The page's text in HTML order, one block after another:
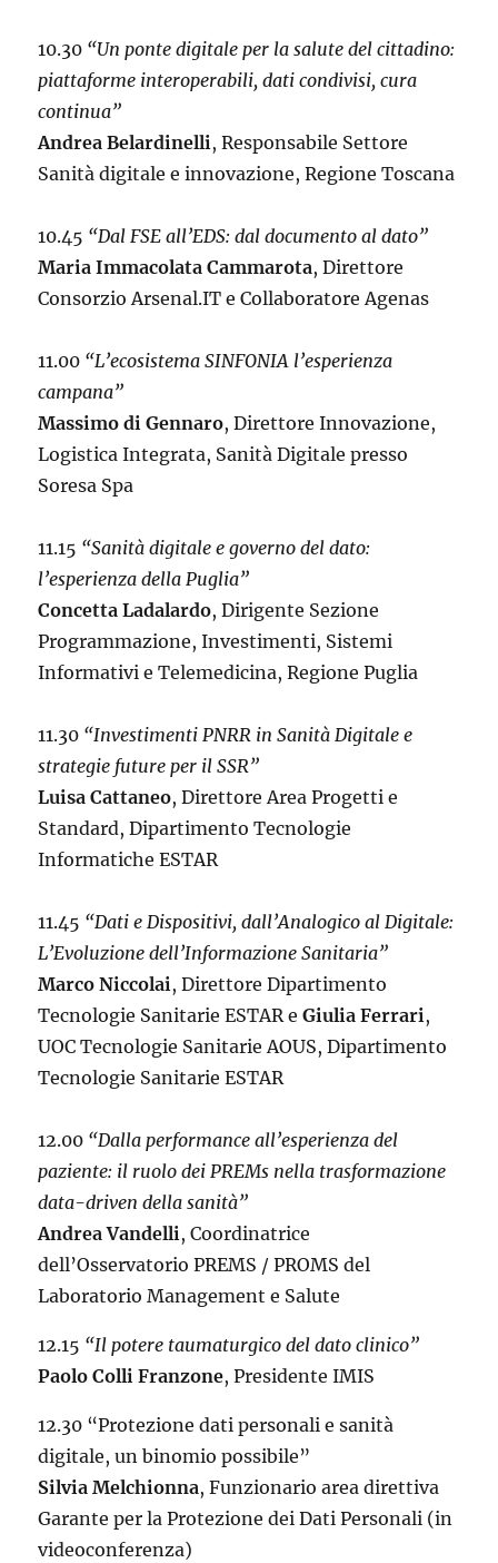
10.30 “Un ponte digitale per la salute del cittadino:
piattaforme interoperabili, dati condivisi, cura
continua”
Andrea Belardinelli, Responsabile Settore
Sanità digitale e innovazione, Regione Toscana
10.45 “Dal FSE all’EDS: dal documento al dato”
Maria Immacolata Cammarota, Direttore
Consorzio Arsenal.IT e Collaboratore Agenas
11.00 “L’ecosistema SINFONIA l’esperienza
campana”
Massimo di Gennaro, Direttore Innovazione,
Logistica Integrata, Sanità Digitale presso
Soresa Spa
11.15 “Sanità digitale e governo del dato:
l’esperienza della Puglia”
Concetta Ladalardo, Dirigente Sezione
Programmazione, Investimenti, Sistemi
Informativi e Telemedicina, Regione Puglia
11.30 “Investimenti PNRR in Sanità Digitale e
strategie future per il SSR”
Luisa Cattaneo, Direttore Area Progetti e
Standard, Dipartimento Tecnologie
Informatiche ESTAR
11.45 “Dati e Dispositivi, dall’Analogico al Digitale:
L’Evoluzione dell’Informazione Sanitaria”
Marco Niccolai, Direttore Dipartimento
Tecnologie Sanitarie ESTAR eGiulia Ferrari,
UOC Tecnologie Sanitarie AOUS, Dipartimento
Tecnologie Sanitarie ESTAR
12.00 “Dalla performance all’esperienza del
paziente: il ruolo dei PREMs nella trasformazione
data-driven della sanità”
Andrea Vandelli, Coordinatrice
dell’Osservatorio PREMS / PROMS del
Laboratorio Management e Salute
12.15 “Il potere taumaturgico del dato clinico”
Paolo Colli Franzone, Presidente IMIS
12.30 “Protezione dati personali e sanità
digitale, un binomio possibile”
Silvia Melchionna, Funzionario area direttiva
Garante per la Protezione dei Dati Personali (in
videoconferenza)